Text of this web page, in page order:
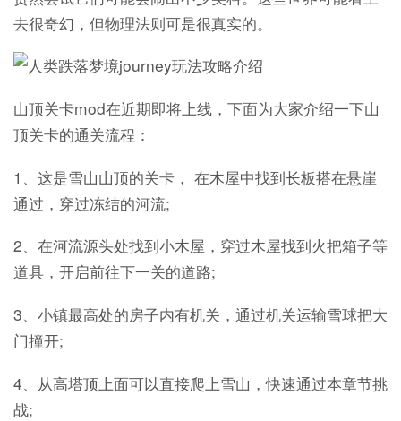
去很奇幻，但物理法则可是很真实的。
山顶关卡mod在近期即将上线，下面为大家介绍一下山
顶关卡的通关流程：
1、这是雪山山顶的关卡， 在木屋中找到长板搭在悬崖
通过，穿过冻结的河流;
2、在河流源头处找到小木屋，穿过木屋找到火把箱子等
道具，开启前往下一关的道路;
3、小镇最高处的房子内有机关，通过机关运输雪球把大
门撞开;
4、从高塔顶上面可以直接爬上雪山，快速通过本章节挑
战;